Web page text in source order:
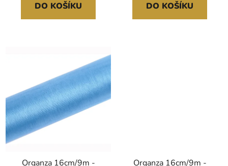
DO KOŠÍKU DO KOŠÍKU
Organza 16cm/9m - Organza 16cm/9m -